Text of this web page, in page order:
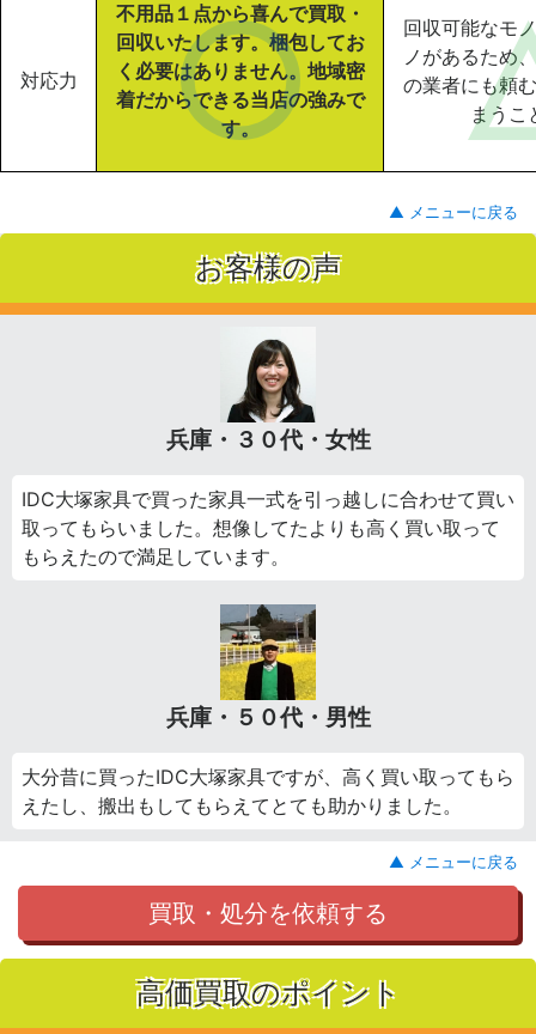
対応力
不用品１点から喜んで買取・
回収いたします。梱包してお
く必要はありません。地域密
着だからできる当店の強みで
す。
回収可能なモ
ノがあるため
の業者にも頼
まうこ
▲ メニューに戻る
お客様の声
兵庫・３０代・女性
IDC大塚家具で買った家具一式を引っ越しに合わせて買い
取ってもらいました。想像してたよりも高く買い取って
もらえたので満足しています。
兵庫・５０代・男性
大分昔に買ったIDC大塚家具ですが、高く買い取ってもら
えたし、搬出もしてもらえてとても助かりました。
▲ メニューに戻る
買取・処分を依頼する
高価買取のポイント